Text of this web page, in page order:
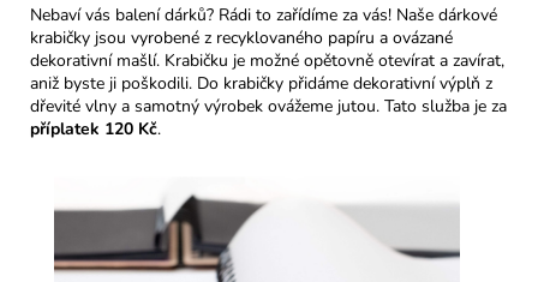
Nebaví vás balení dárků? Rádi to zařídíme za vás! Naše dárkové
krabičky jsou vyrobené z recyklovaného papíru a ovázané
dekorativní mašlí. Krabičku je možné opětovně otevírat a zavírat,
aniž byste ji poškodili. Do krabičky přidáme dekorativní výplň z
dřevité vlny a samotný výrobek ovážeme jutou. Tato služba je za
příplatek 120 Kč.